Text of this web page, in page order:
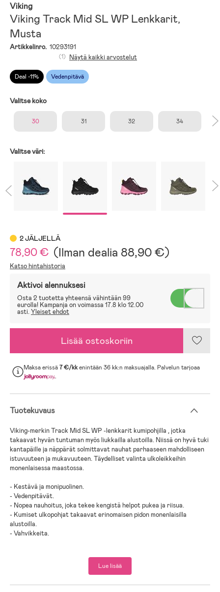
Viking
Viking Track Mid SL WP Lenkkarit,
Musta
Artikkelinro. 10293191
Deal -11% Vedenpitävä
(1) Näytä kaikki arvostelut
Valitse koko
30 31 32 34
Valitse väri:
2 JÄLJELLÄ
78,90 € (Ilman dealia 88,90 €)
Katso hintahistoria
Aktivoi alennuksesi
Osta 2 tuotetta yhteensä vähintään 99
eurolla! Kampanja on voimassa 17.8 klo 12.00
asti.Yleiset ehdot
Lisää ostoskoriin
Maksa erissä7 €/kkenintään 36 kk:n maksuajalla. Palvelun tarjoaa
.
Tuotekuvaus
Viking-merkin Track Mid SL WP -lenkkarit kumipohjilla , jotka
takaavat hyvän tuntuman myös liukkailla alustoilla. Niissä on hyvä tuki
kantapäille ja näppärät solmittavat nauhat parhaaseen mahdolliseen
istuvuuteen ja mukavuuteen. Täydelliset valinta ulkoleikkeihin
monenlaisessa maastossa.
- Kestävä ja monipuolinen.
- Vedenpitävät.
- Nopea nauhoitus, joka tekee kengistä helpot pukea ja riisua.
- Kumiset ulkopohjat takaavat erinomaisen pidon monenlaisilla
alustoilla.
- Vahvikkeita.
Lue lisää